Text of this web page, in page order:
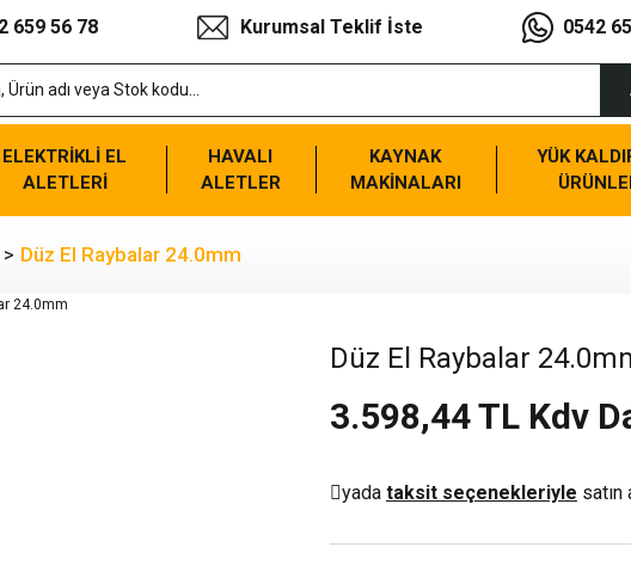
659 56 78 Kurumsal Teklif İste 0542
ELEKTRİKLİ EL
ALETLERİ
HAVALI
ALETLER
KAYNAK
MAKİNALARI
YÜK
Düz El Raybalar 24.0mm
Düz El Raybalar
3.598,44 TL Kdv
yada taksit seçenekleriyle